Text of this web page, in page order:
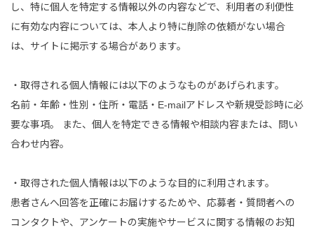
し、特に個人を特定する情報以外の内容などで、利用者の利便性
に有効な内容については、本人より特に削除の依頼がない場合
は、サイトに掲示する場合があります。
・取得される個人情報には以下のようなものがあげられます。
名前・年齢・性別・住所・電話・E-mailアドレスや新規受診時に必
要な事項。 また、個人を特定できる情報や相談内容または、問い
合わせ内容。
・取得された個人情報は以下のような目的に利用されます。
患者さんへ回答を正確にお届けするためや、応募者・質問者への
コンタクトや、アンケートの実施やサービスに関する情報のお知